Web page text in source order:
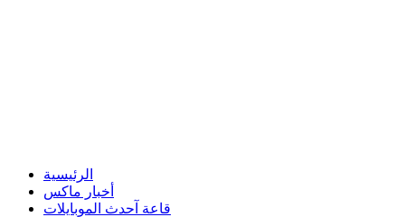
الرئيسية
أخبار ماكس
قاعة آحدث الموبايلات